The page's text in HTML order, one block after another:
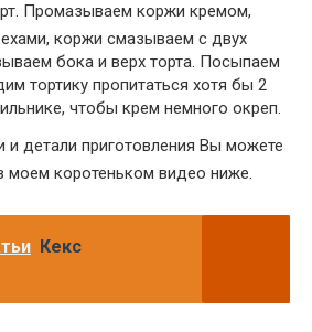
Промазываем коржи кремом,
коржи смазываем с двух
бока и верх торта. Посыпаем
тортику пропитаться хотя бы 2
чтобы крем немного окреп.
и детали приготовления Вы можете
моем коротеньком видео ниже.
Кекс